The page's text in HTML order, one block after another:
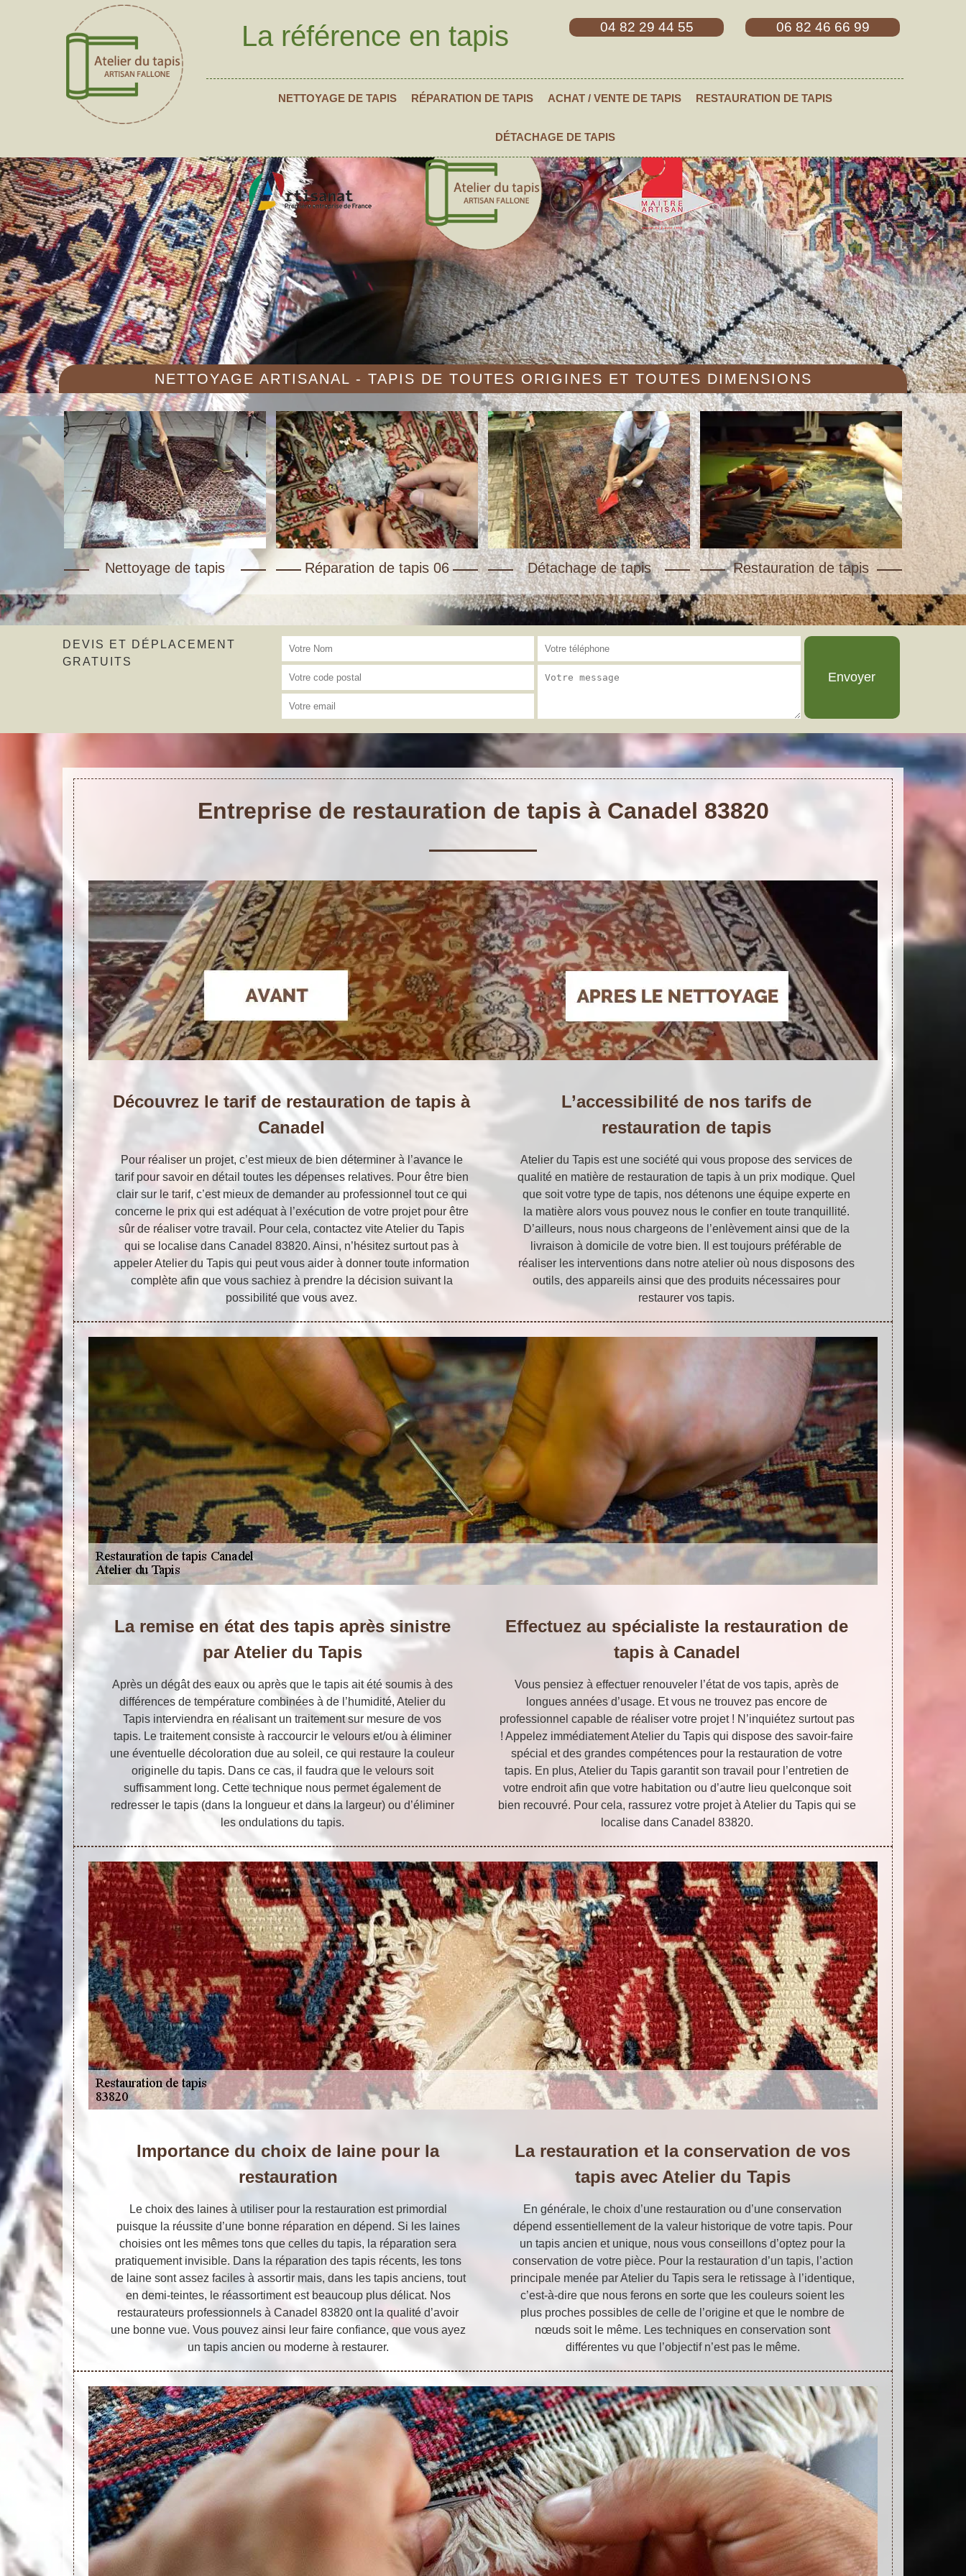
La référence en tapis 04 82 29 44 55 06 82 46 66 99
NETTOYAGE DE TAPIS RÉPARATION DE TAPIS ACHAT / VENTE DE TAPIS RESTAURATION DE TAPIS
DÉTACHAGE DE TAPIS
NETTOYAGE ARTISANAL - TAPIS DE TOUTES ORIGINES ET TOUTES DIMENSIONS
Nettoyage de tapis Réparation de tapis 06 Détachage de tapis Restauration de tapis
DEVIS ET DÉPLACEMENT
GRATUITS
Entreprise de restauration de tapis à Canadel 83820
Découvrez le tarif de restauration de tapis à
Canadel
Pour réaliser un projet, c’est mieux de bien déterminer à l’avance le
tarif pour savoir en détail toutes les dépenses relatives. Pour être bien
clair sur le tarif, c’est mieux de demander au professionnel tout ce qui
concerne le prix qui est adéquat à l’exécution de votre projet pour être
sûr de réaliser votre travail. Pour cela, contactez vite Atelier du Tapis
qui se localise dans Canadel 83820. Ainsi, n’hésitez surtout pas à
appeler Atelier du Tapis qui peut vous aider à donner toute information
complète afin que vous sachiez à prendre la décision suivant la
possibilité que vous avez.
L’accessibilité de nos tarifs de
restauration de tapis
Atelier du Tapis est une société qui vous propose des services de
qualité en matière de restauration de tapis à un prix modique. Quel
que soit votre type de tapis, nos détenons une équipe experte en
la matière alors vous pouvez nous le confier en toute tranquillité.
D’ailleurs, nous nous chargeons de l’enlèvement ainsi que de la
livraison à domicile de votre bien. Il est toujours préférable de
réaliser les interventions dans notre atelier où nous disposons des
outils, des appareils ainsi que des produits nécessaires pour
restaurer vos tapis.
La remise en état des tapis après sinistre
par Atelier du Tapis
Après un dégât des eaux ou après que le tapis ait été soumis à des
différences de température combinées à de l’humidité, Atelier du
Tapis interviendra en réalisant un traitement sur mesure de vos
tapis. Le traitement consiste à raccourcir le velours et/ou à éliminer
une éventuelle décoloration due au soleil, ce qui restaure la couleur
originelle du tapis. Dans ce cas, il faudra que le velours soit
suffisamment long. Cette technique nous permet également de
redresser le tapis (dans la longueur et dans la largeur) ou d’éliminer
les ondulations du tapis.
Effectuez au spécialiste la restauration de
tapis à Canadel
Vous pensiez à effectuer renouveler l’état de vos tapis, après de
longues années d’usage. Et vous ne trouvez pas encore de
professionnel capable de réaliser votre projet ! N’inquiétez surtout pas
! Appelez immédiatement Atelier du Tapis qui dispose des savoir-faire
spécial et des grandes compétences pour la restauration de votre
tapis. En plus, Atelier du Tapis garantit son travail pour l’entretien de
votre endroit afin que votre habitation ou d’autre lieu quelconque soit
bien recouvré. Pour cela, rassurez votre projet à Atelier du Tapis qui se
localise dans Canadel 83820.
Importance du choix de laine pour la
restauration
Le choix des laines à utiliser pour la restauration est primordial
puisque la réussite d’une bonne réparation en dépend. Si les laines
choisies ont les mêmes tons que celles du tapis, la réparation sera
pratiquement invisible. Dans la réparation des tapis récents, les tons
de laine sont assez faciles à assortir mais, dans les tapis anciens, tout
en demi-teintes, le réassortiment est beaucoup plus délicat. Nos
restaurateurs professionnels à Canadel 83820 ont la qualité d’avoir
une bonne vue. Vous pouvez ainsi leur faire confiance, que vous ayez
un tapis ancien ou moderne à restaurer.
La restauration et la conservation de vos
tapis avec Atelier du Tapis
En générale, le choix d’une restauration ou d’une conservation
dépend essentiellement de la valeur historique de votre tapis. Pour
un tapis ancien et unique, nous vous conseillons d’optez pour la
conservation de votre pièce. Pour la restauration d’un tapis, l’action
principale menée par Atelier du Tapis sera le retissage à l’identique,
c’est-à-dire que nous ferons en sorte que les couleurs soient les
plus proches possibles de celle de l’origine et que le nombre de
nœuds soit le même. Les techniques en conservation sont
différentes vu que l’objectif n’est pas le même.